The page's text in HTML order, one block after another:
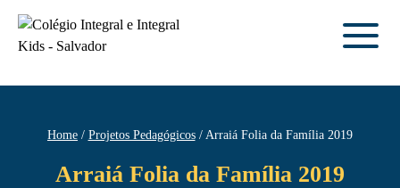
Home Projetos Pedagógicos Arraiá Folia da Família 2019
Arraiá Folia da Família 2019